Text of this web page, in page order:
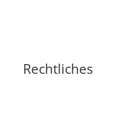
Rechtliches